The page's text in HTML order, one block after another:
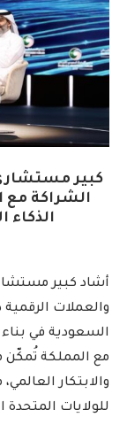
كبير
الشراكة مع
الذكاء
أشاد كبير
والعملات
السعودية في
مع المملكة تُمكّن
والابتكار
للولايات